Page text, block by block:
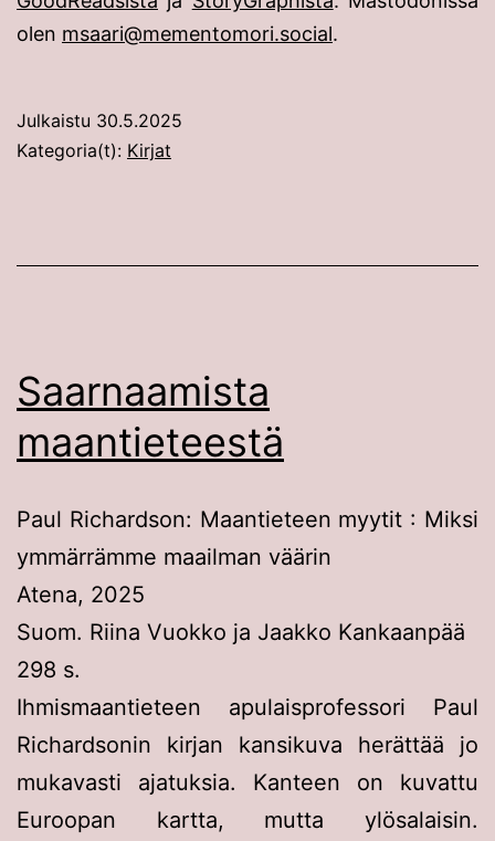
olen msaari@mementomori.social.
Julkaistu 30.5.2025
Kategoria(t): Kirjat
Saarnaamista
maantieteestä
Paul Richardson: Maantieteen myytit : Miksi
ymmärrämme maailman väärin
Atena, 2025
Suom. Riina Vuokko ja Jaakko Kankaanpää
298 s.
Ihmismaantieteen apulaisprofessori Paul
Richardsonin kirjan kansikuva herättää jo
mukavasti ajatuksia. Kanteen on kuvattu
Euroopan kartta, mutta ylösalaisin.